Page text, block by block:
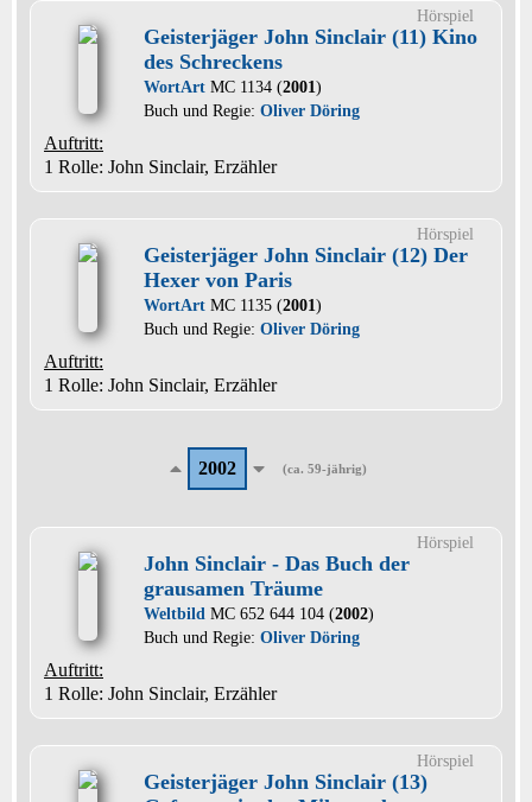
Hörspiel
Geisterjäger John Sinclair (11) Kino
des Schreckens
WortArt MC 1134 (2001)
Buch und Regie: Oliver Döring
Auftritt:
1 Rolle: John Sinclair, Erzähler
Hörspiel
Geisterjäger John Sinclair (12) Der
Hexer von Paris
WortArt MC 1135 (2001)
Buch und Regie: Oliver Döring
Auftritt:
1 Rolle: John Sinclair, Erzähler
2002 (ca. 59-jährig)
Hörspiel
John Sinclair - Das Buch der
grausamen Träume
Weltbild MC 652 644 104 (2002)
Buch und Regie: Oliver Döring
Auftritt:
1 Rolle: John Sinclair, Erzähler
Hörspiel
Geisterjäger John Sinclair (13)